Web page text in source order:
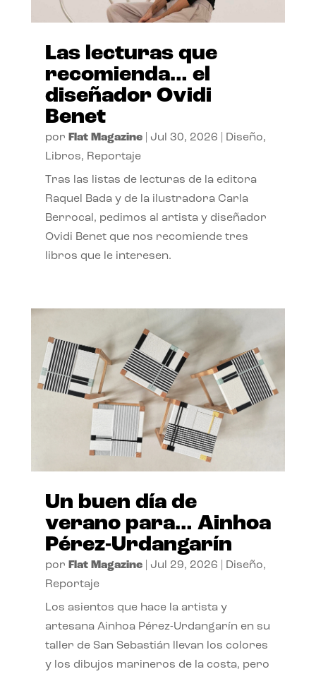
Las lecturas que
recomienda… el
diseñador Ovidi
Benet
por Flat Magazine| Jul 30, 2026 Diseño,
Libros, Reportaje
Tras las listas de lecturas de la editora
Raquel Bada y de la ilustradora Carla
Berrocal, pedimos al artista y diseñador
Ovidi Benet que nos recomiende tres
libros que le interesen.
Un buen día de
verano para… Ainhoa
Pérez-Urdangarín
por Flat Magazine| Jul 29, 2026 Diseño,
Reportaje
Los asientos que hace la artista y
artesana Ainhoa Pérez-Urdangarín en su
taller de San Sebastián llevan los colores
y los dibujos marineros de la costa, pero